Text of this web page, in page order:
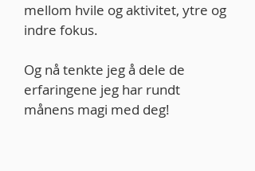
mellom hvile og aktivitet, ytre og
indre fokus.
Og nå tenkte jeg å dele de
erfaringene jeg har rundt
månens magi med deg!